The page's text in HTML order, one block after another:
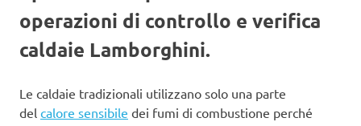
operazioni di controllo e verifica
caldaie Lamborghini.
Le caldaie tradizionali utilizzano solo una parte
del calore sensibile dei fumi di combustione perché